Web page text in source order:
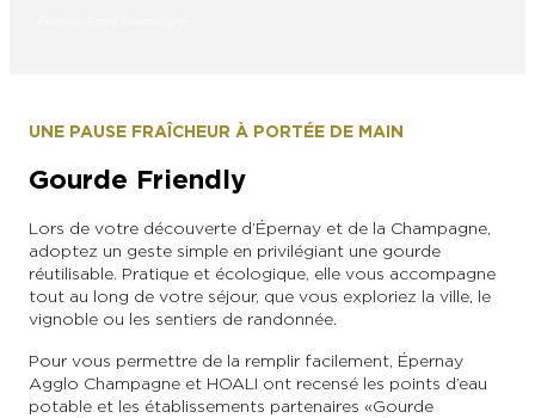
UNE PAUSE FRAÎCHEUR À PORTÉE DE MAIN
Gourde Friendly
Lors de votre découverte d’Épernay et de la Champagne,
adoptez un geste simple en privilégiant une gourde
réutilisable. Pratique et écologique, elle vous accompagne
tout au long de votre séjour, que vous exploriez la ville, le
vignoble ou les sentiers de randonnée.
Pour vous permettre de la remplir facilement, Épernay
Agglo Champagne et HOALI ont recensé les points d’eau
potable et les établissements partenaires « Gourde